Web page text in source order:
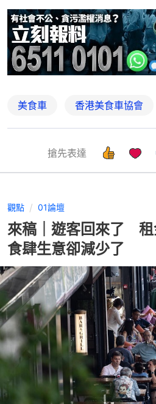
美食車 香港美食車協會
搶先表達
觀點 01論壇
來稿｜遊客回來了
食肆生意卻減少了